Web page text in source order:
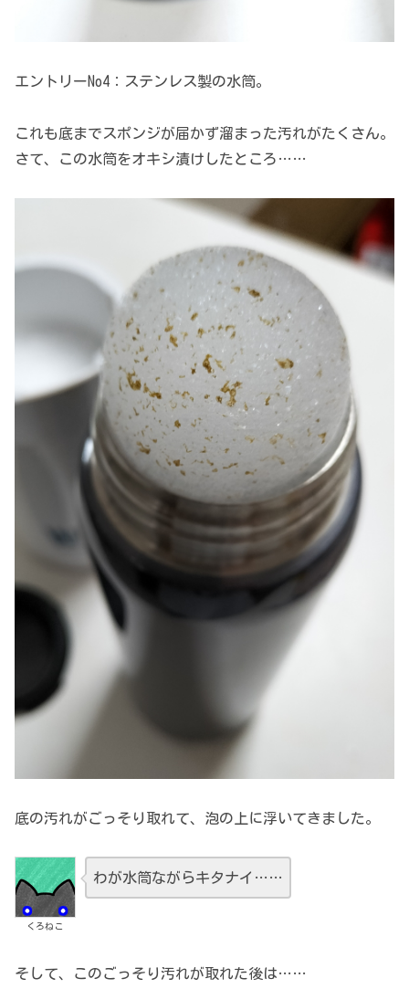
エントリーNo4：ステンレス製の水筒。
これも底までスポンジが届かず溜まった汚れがたくさん。
さて、この水筒をオキシ漬けしたところ……
底の汚れがごっそり取れて、泡の上に浮いてきました。
くろねこ
わが水筒ながらキタナイ……
そして、このごっそり汚れが取れた後は……